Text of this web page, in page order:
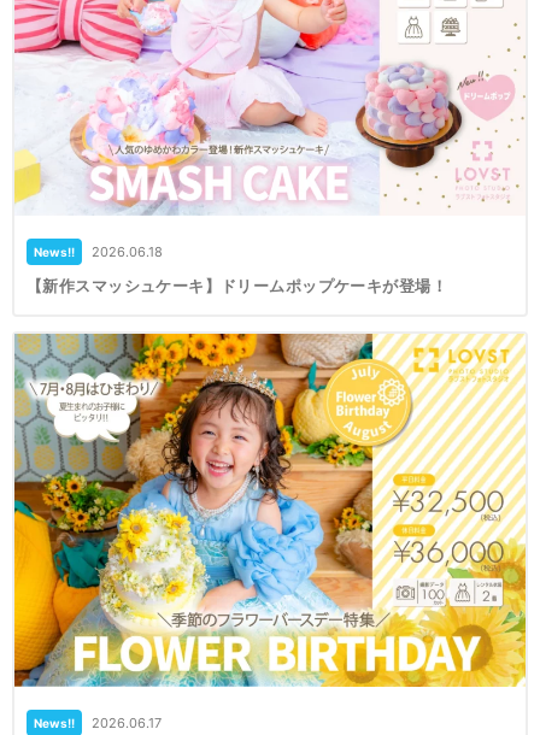
News!! 2026.06.18
【新作スマッシュケーキ】ドリームポップケーキが登場！
News!! 2026.06.17